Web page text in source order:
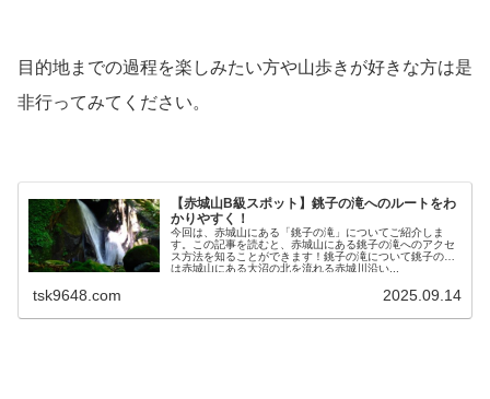
目的地までの過程を楽しみたい方や山歩きが好きな方は是
非行ってみてください。
【赤城山B級スポット】銚子の滝へのルートをわ
かりやすく！
今回は、赤城山にある「銚子の滝」についてご紹介しま
す。この記事を読むと、赤城山にある銚子の滝へのアクセ
ス方法を知ることができます！銚子の滝について銚子の滝
は赤城山にある大沼の北を流れる赤城川沿い...
tsk9648.com 2025.09.14